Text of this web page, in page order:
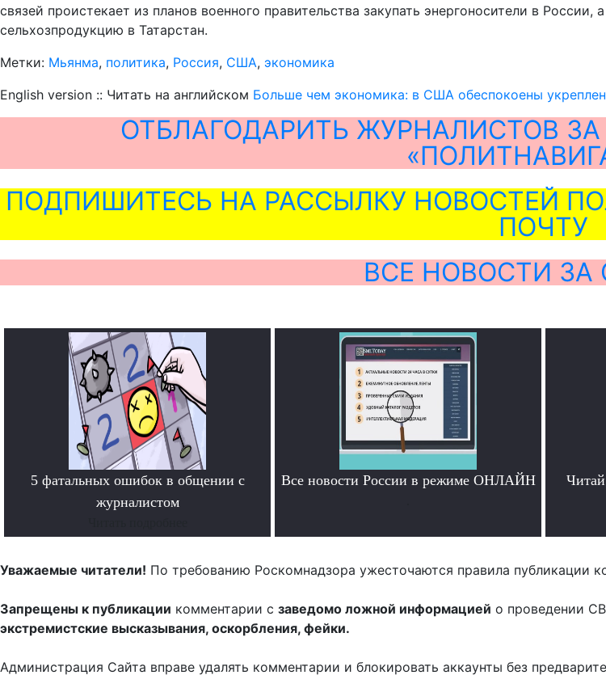
связей проистекает из планов военного правительства закупать энергоносители в
сельхозпродукцию в Татарстан.
Метки: Мьянма, политика, Россия, США, экономика
English version :: Читать на английском Больше чем экономика: в США обеспокоены
ОТБЛАГОДАРИТЬ ЖУРНАЛИСТОВ
ПОДПИШИТЕСЬ НА РАССЫЛКУ НОВОСТЕЙ
ПОЧТУ
ВСЕ НОВОСТИ ЗА
5 фатальных ошибок в общении с
журналистом
Все новости России в режиме ОНЛАЙН
Уважаемые читатели! По требованию Роскомнадзора ужесточаются правила публикации
Запрещены к публикации комментарии с заведомо ложной информацией о проведении
экстремистские высказывания, оскорбления, фейки.
Администрация Сайта вправе удалять комментарии и блокировать аккаунты без